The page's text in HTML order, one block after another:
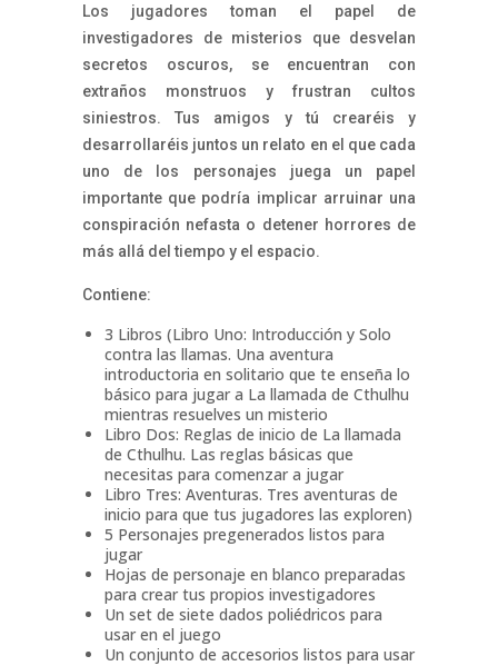
Los jugadores toman el papel de
investigadores de misterios que desvelan
secretos oscuros, se encuentran con
extraños monstruos y frustran cultos
siniestros. Tus amigos y tú crearéis y
desarrollaréis juntos un relato en el que cada
uno de los personajes juega un papel
importante que podría implicar arruinar una
conspiración nefasta o detener horrores de
más allá del tiempo y el espacio.
Contiene:
3 Libros (Libro Uno: Introducción y Solo
contra las llamas. Una aventura
introductoria en solitario que te enseña lo
básico para jugar a La llamada de Cthulhu
mientras resuelves un misterio
Libro Dos: Reglas de inicio de La llamada
de Cthulhu. Las reglas básicas que
necesitas para comenzar a jugar
Libro Tres: Aventuras. Tres aventuras de
inicio para que tus jugadores las exploren)
5 Personajes pregenerados listos para
jugar
Hojas de personaje en blanco preparadas
para crear tus propios investigadores
Un set de siete dados poliédricos para
usar en el juego
Un conjunto de accesorios listos para usar